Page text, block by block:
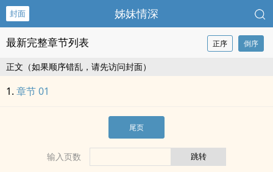
封面 姊妹情深
最新完整章节列表 正序 倒序
正文（如果顺序错乱，请先访问封面）
章节 01
尾页
输入页数